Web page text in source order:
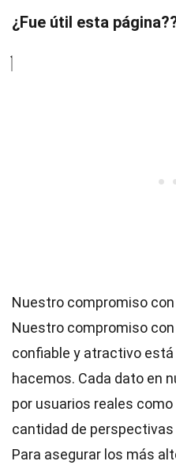
¿Fue útil esta
Nuestro compromiso
Nuestro compromiso
confiable y atractivo está
hacemos. Cada dato en
por usuarios reales
cantidad de
Para asegurar los más